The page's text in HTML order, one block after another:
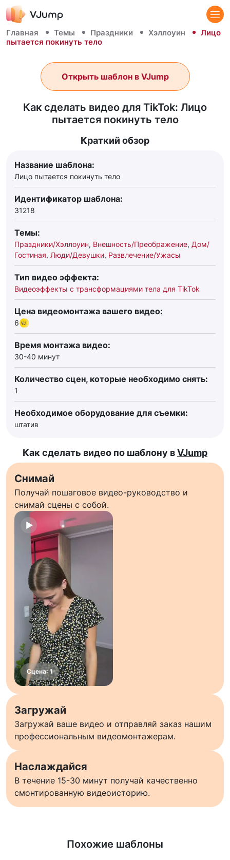
Главная Темы Праздники Хэллоуин
Лицо
пытается покинуть тело
Как сделать видео для TikTok: Лицо
пытается покинуть тело
Открыть шаблон в VJump
Краткий обзор
Название шаблона:
Лицо пытается покинуть тело
Идентификатор шаблона:
31218
Темы:
Праздники/Хэллоуин, Внешность/Преображение, Дом/
Гостиная, Люди/Девушки, Развлечение/Ужасы
Тип видео эффекта:
Видеоэффекты с трансформациями тела для TikTok
Цена видеомонтажа вашего видео:
6
Время монтажа видео:
30-40 минут
Количество сцен, которые необходимо снять:
1
Необходимое оборудование для съемки:
штатив
Как сделать видео по шаблону вVJump
Снимай
Получай пошаговое видео-руководство и
снимай сцены с собой.
Загружай
Загружай ваше видео и отправляй заказ нашим
профессиональным видеомонтажерам.
Наслаждайся
В течение 15-30 минут получай качественно
смонтированную видеоисторию.
Похожие шаблоны
Узнать больше